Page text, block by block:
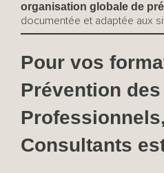
organisation globale de
documentée et adaptée aux
Pour vos
Prévention
Consultants